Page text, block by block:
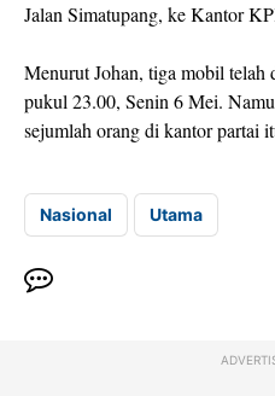
Jalan Simatupang, ke Kantor
Menurut Johan, tiga mobil telah
pukul 23.00, Senin 6 Mei.
sejumlah orang di kantor partai
Nasional Utama